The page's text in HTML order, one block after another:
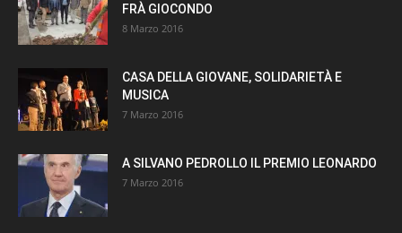
FRÀ GIOCONDO
8 Marzo 2016
CASA DELLA GIOVANE, SOLIDARIETÀ E
MUSICA
7 Marzo 2016
A SILVANO PEDROLLO IL PREMIO LEONARDO
7 Marzo 2016